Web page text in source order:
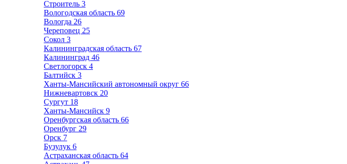
Строитель 3
Вологодская область 69
Вологда 26
Череповец 25
Сокол 3
Калининградская область 67
Калининград 46
Светлогорск 4
Балтийск 3
Ханты-Мансийский автономный округ 66
Нижневартовск 20
Сургут 18
Ханты-Мансийск 9
Оренбургская область 66
Оренбург 29
Орск 7
Бузулук 6
Астраханская область 64